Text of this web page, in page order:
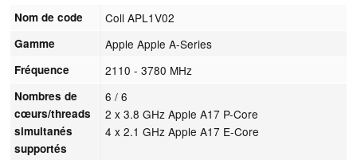
Nom de code Coll APL1V02
Gamme Apple Apple A-Series
Fréquence 2110 - 3780 MHz
Nombres de
cœurs/threads
simultanés
supportés
6 / 6
2 x 3.8 GHz Apple A17 P-Core
4 x 2.1 GHz Apple A17 E-Core